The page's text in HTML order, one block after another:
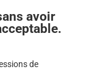
avoir
de